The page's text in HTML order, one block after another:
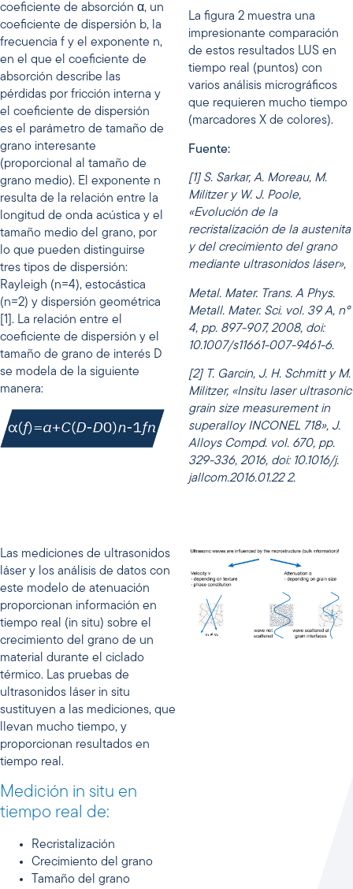
coeficiente de absorción α, un
coeficiente de dispersión b, la
frecuencia f y el exponente n,
en el que el coeficiente de
absorción describe las
pérdidas por fricción interna y
el coeficiente de dispersión
es el parámetro de tamaño de
grano interesante
(proporcional al tamaño de
grano medio). El exponente n
resulta de la relación entre la
longitud de onda acústica y el
tamaño medio del grano, por
lo que pueden distinguirse
tres tipos de dispersión:
Rayleigh (n=4), estocástica
(n=2) y dispersión geométrica
[1]. La relación entre el
coeficiente de dispersión y el
tamaño de grano de interés D
se modela de la siguiente
manera:
La figura 2 muestra una
impresionante comparación
de estos resultados LUS en
tiempo real (puntos) con
varios análisis micrográficos
que requieren mucho tiempo
(marcadores X de colores).
Fuente:
[1] S. Sarkar, A. Moreau, M.
Militzer y W. J. Poole,
«Evolución de la
recristalización de la austenita
y del crecimiento del grano
mediante ultrasonidos láser»,
Metal. Mater. Trans. A Phys.
Metall. Mater. Sci. vol. 39 A, nº
4, pp. 897-907, 2008, doi:
10.1007/s11661-007-9461-6.
[2] T. Garcin, J. H. Schmitt y M.
Militzer, «Insitu laser ultrasonic
grain size measurement in
superalloy INCONEL 718», J.
Alloys Compd. vol. 670, pp.
329-336, 2016, doi: 10.1016/j.
jallcom.2016.01.22 2.
Las mediciones de ultrasonidos
láser y los análisis de datos con
este modelo de atenuación
proporcionan información en
tiempo real (in situ) sobre el
crecimiento del grano de un
material durante el ciclado
térmico. Las pruebas de
ultrasonidos láser in situ
sustituyen a las mediciones, que
llevan mucho tiempo, y
proporcionan resultados en
tiempo real.
Medición in situ en
tiempo real de:
Recristalización
Crecimiento del grano
Tamaño del grano